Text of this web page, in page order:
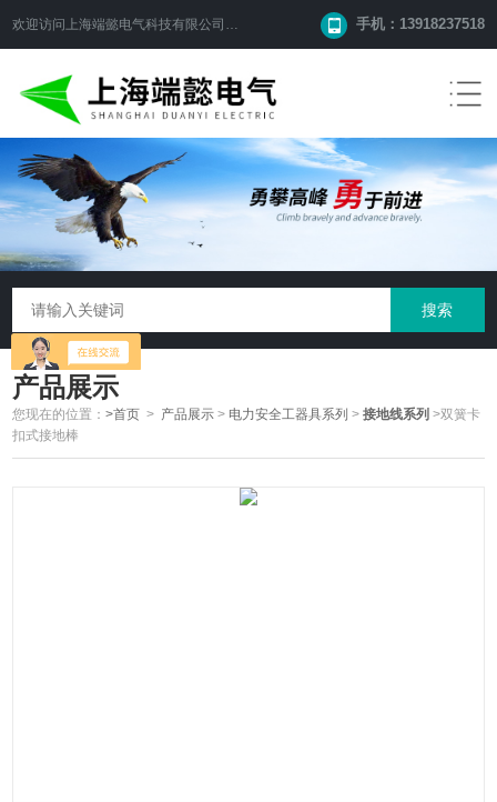
欢迎访问 上海端懿电气科技有限公司 网站！ 手机：13918237518
产品展示
您现在的位置：>首页 > 产品展示 > 电力安全工器具系列 >接地线系列 >双簧卡
扣式接地棒